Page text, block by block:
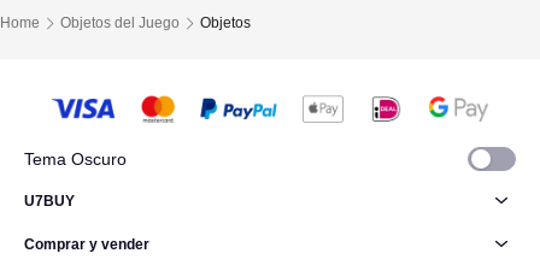
Home Objetos del Juego Objetos
Tema Oscuro
U7BUY
Comprar y vender